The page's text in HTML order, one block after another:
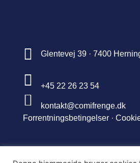
Glentevej 39 · 7400
+45 22 26 23 54
kontakt@comifrenge.dk
Forrentningsbetingelser ·